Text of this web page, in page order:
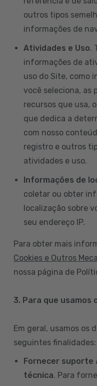
outros tipos
informações de
Atividades e Uso.
informações de
uso do Site, como
você seleciona, as
recursos que usa,
que dedica a
com nosso
registro e outros
atividades e uso.
Informações de
coletar ou obter
localização sobre
seu endereço IP.
Para obter mais
Cookies e Outros
nossa página de
3. Para que usamos
Em geral, usamos os
seguintes finalidades:
Fornecer suporte
técnica. Para